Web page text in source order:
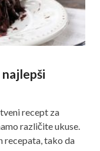
recept za
različite ukuse.
recepata, tako da